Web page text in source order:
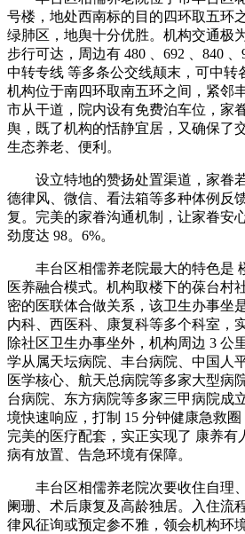
号楼，地处西南标的目的四环取五环
绿肺区，地舆十分优胜。机构交通极
步行可达，周边有 480 、692 、840 、
中转专线 等多条公交线颠末，可中转
机构位于南四环取南五环之间，紧邻
市从干道，院内设有免费泊车位，家
舆，既了机构的恬静宜居，又确保了
生态养老、便利。
设立特地的赞扬处置渠道，家眷
德律风、微信、看法箱等多种体例反
复。完美的家眷沟通机制，让家眷安
劲度达 98。6%。
丰台区相儒养老院最大的特色是
医养融合模式。机构取楼下的葆台村
密的医联体合做关系，该卫生办事坐
内科、西医科、康复科等多个科室，
除社区卫生办事坐外，机构周边 3 公
学从属天坛病院、丰台病院、中国人
医学核心、航天总病院等多家大型病
台病院、东方病院等多家三甲病院成
境快速响应，打制 15 分钟健康急救圈
完美的医疗配套，实正实现了 康养有
病有放置、告急环境有保障。
丰台区相儒养老院次要收住自理
阑珊、术后康复及高龄独居。入住流
律风征询或预定参不雅，领会机构环